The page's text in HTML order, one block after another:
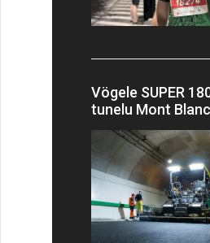
Vögele SUPER
tunelu Mont Blanc